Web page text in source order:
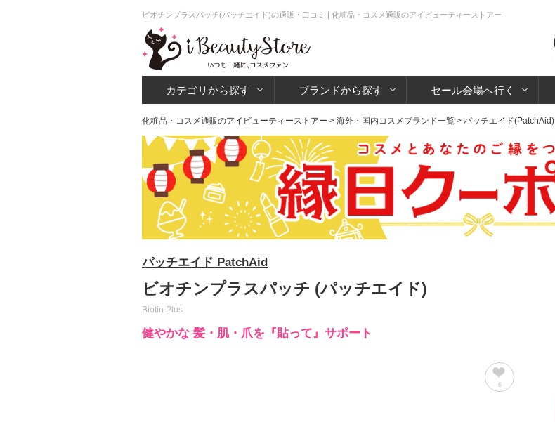
ビオチンプラスパッチ(パッチエイド)の通販・口コミ | 化粧品・コスメ通販のアイビューティーストアー
カテゴリから探す ブランドから探す セール会場へ行く
化粧品・コスメ通販のアイビューティーストアー > 海外・国内コスメブランド一覧 > パッチエイド(PatchAid)
パッチエイド PatchAid
ビオチンプラスパッチ (パッチエイド)
Biotin Plus
健やかな 髪・肌・爪を『貼って』サポート
6